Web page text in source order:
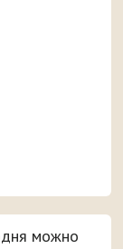
можно